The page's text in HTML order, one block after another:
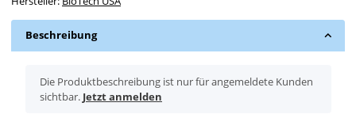
Beschreibung
x
Die Produktbeschreibung ist nur für angemeldete Kunden
sichtbar. Jetzt anmelden